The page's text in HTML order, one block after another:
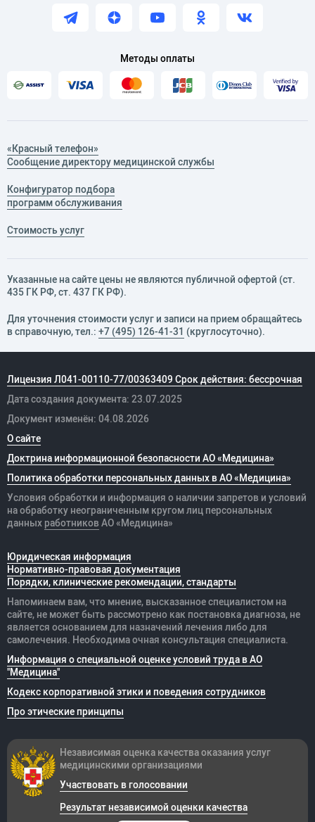
Методы оплаты
«Красный телефон»
Сообщение директору медицинской службы
Конфигуратор подбора
программ обслуживания
Стоимость услуг
Указанные на сайте цены не являются публичной офертой (ст.
435 ГК РФ, cт. 437 ГК РФ).
Для уточнения стоимости услуг и записи на прием обращайтесь
в справочную, тел.: +7 (495) 126-41-31 (круглосуточно).
Лицензия Л041-00110-77/00363409 Срок действия: бессрочная
Дата создания документа: 23.07.2025
Документ изменён: 04.08.2026
О сайте
Доктрина информационной безопасности АО «Медицина»
Политика обработки персональных данных в АО «Медицина»
Условия обработки и информация о наличии запретов и условий
на обработку неограниченным кругом лиц персональных
данных работников АО «Медицина»
Юридическая информация
Нормативно-правовая документация
Порядки, клинические рекомендации, стандарты
Напоминаем вам, что мнение, высказанное специалистом на
сайте, не может быть рассмотрено как постановка диагноза, не
является основанием для назначений лечения либо для
самолечения. Необходима очная консультация специалиста.
Информация о специальной оценке условий труда в АО
"Медицина"
Кодекс корпоративной этики и поведения сотрудников
Про этические принципы
Независимая оценка качества оказания услуг
медицинскими организациями
Участвовать в голосовании
Результат независимой оценки качества